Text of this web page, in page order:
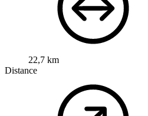
22,7 km
Distance